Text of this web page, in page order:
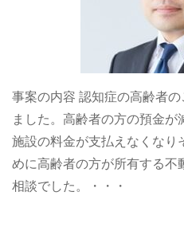
事案の内容 認知症の高齢者
ました。高齢者の方の預金
施設の料金が支払えなくなり
めに高齢者の方が所有する不
相談でした。・・・